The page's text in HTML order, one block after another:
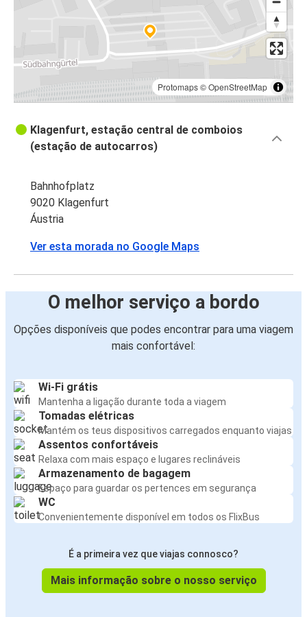
Protomaps©OpenStreetMap
Klagenfurt, estação central de comboios
(estação de autocarros)
Bahnhofplatz
9020 Klagenfurt
Áustria
Ver esta morada no Google Maps
O melhor serviço a bordo
Opções disponíveis que podes encontrar para uma viagem
mais confortável:
Wi-Fi grátis
Mantenha a ligação durante toda a viagem
Tomadas elétricas
Mantém os teus dispositivos carregados enquanto viajas
Assentos confortáveis
Relaxa com mais espaço e lugares reclináveis
Armazenamento de bagagem
Espaço para guardar os pertences em segurança
WC
Convenientemente disponível em todos os FlixBus
É a primeira vez que viajas connosco?
Mais informação sobre o nosso serviço